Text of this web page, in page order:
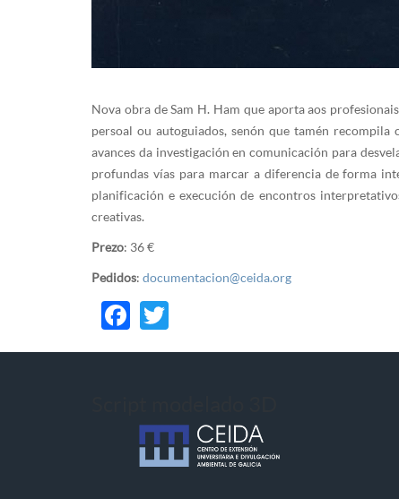
Nova obra de Sam H. Ham que aporta aos
persoal ou autoguiados, senón que tamén
avances da investigación en comunicación para
profundas vías para marcar a diferencia de forma
planificación e execución de encontros
creativas.
Prezo: 36 €
Pedidos: documentacion@ceida.org
Facebook